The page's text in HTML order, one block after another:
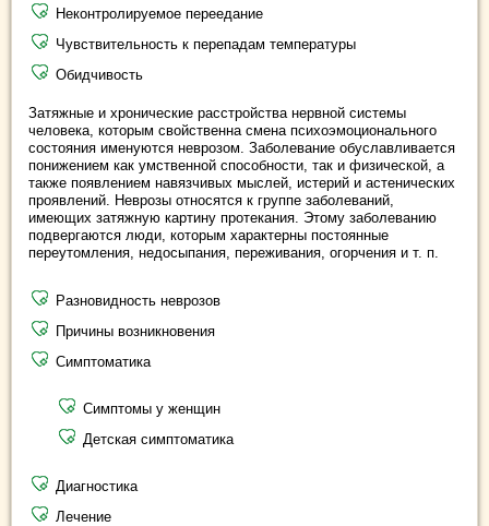
Неконтролируемое переедание
Чувствительность к перепадам температуры
Обидчивость
Затяжные и хронические расстройства нервной системы
человека, которым свойственна смена психоэмоционального
состояния именуются неврозом. Заболевание обуславливается
понижением как умственной способности, так и физической, а
также появлением навязчивых мыслей, истерий и астенических
проявлений. Неврозы относятся к группе заболеваний,
имеющих затяжную картину протекания. Этому заболеванию
подвергаются люди, которым характерны постоянные
переутомления, недосыпания, переживания, огорчения и т. п.
Разновидность неврозов
Причины возникновения
Симптоматика
Симптомы у женщин
Детская симптоматика
Диагностика
Лечение